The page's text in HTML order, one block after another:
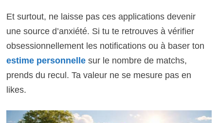
Et surtout, ne laisse pas ces applications devenir
une source d’anxiété. Si tu te retrouves à vérifier
obsessionnellement les notifications ou à baser ton
estime personnellesur le nombre de matchs,
prends du recul. Ta valeur ne se mesure pas en
likes.